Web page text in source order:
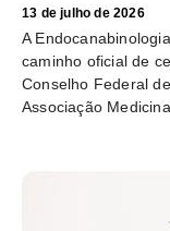
13 de julho de 2026
A
caminho oficial de
Conselho Federal
Associação